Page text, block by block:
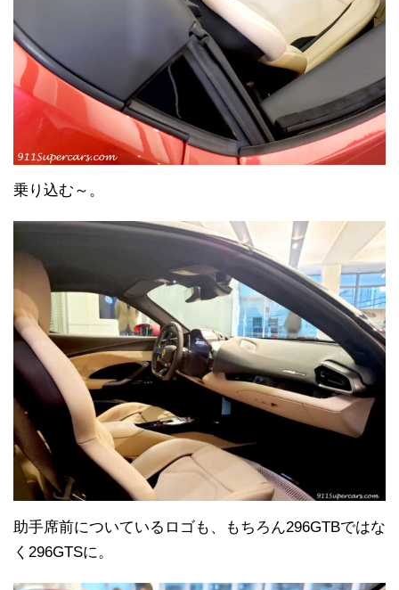
乗り込む～。
助手席前についているロゴも、もちろん296GTBではな
く296GTSに。